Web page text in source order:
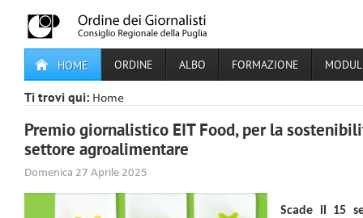
HOME ORDINE ALBO FORMAZIONE
Ti trovi qui: Home
Premio giornalistico EIT Food, per la
settore agroalimentare
Domenica 27 Aprile 2025
Scade il 15